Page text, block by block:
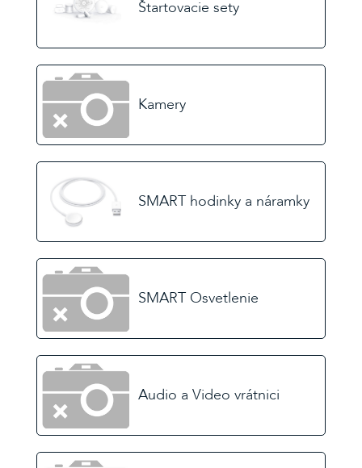
Štartovacie sety
Kamery
SMART hodinky a náramky
SMART Osvetlenie
Audio a Video vrátnici